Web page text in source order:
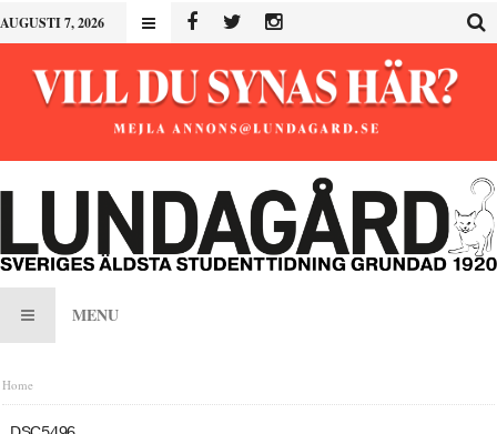
AUGUSTI 7, 2026
MENU
Home